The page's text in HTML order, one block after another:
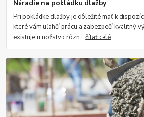
Náradie na pokládku dlažby
Pri pokládke dlažby je dôležité mať k
ktoré vám uľahčí prácu a zabezpečí kvalitný
existuje množstvo rôzn...čítať celé